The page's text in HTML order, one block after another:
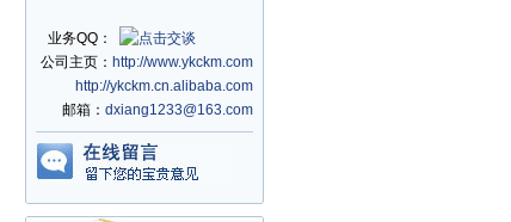
业务QQ：
公司主页： http://www.ykckm.com
http://ykckm.cn.alibaba.com
邮箱： dxiang1233@163.com